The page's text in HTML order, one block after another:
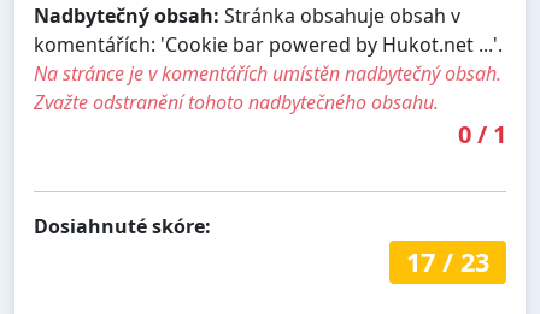
Nadbytečný obsah: Stránka obsahuje obsah v
komentářích: 'Cookie bar powered by Hukot.net ...'.
Na stránce je v komentářích umístěn nadbytečný obsah.
Zvažte odstranění tohoto nadbytečného obsahu.
0/ 1
Dosiahnuté skóre:
17/ 23